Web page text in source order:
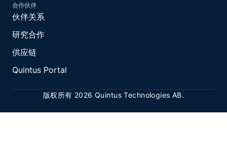
合作伙伴
伙伴关系
研究合作
供应链
Quintus Portal
版权所有 2026 Quintus Technologies AB.